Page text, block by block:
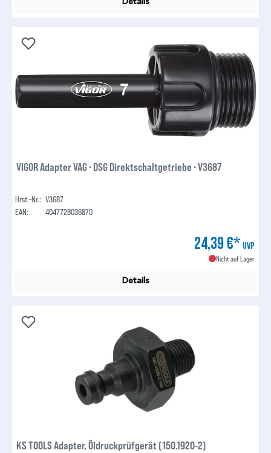
VIGOR Adapter VAG ∙ DSG Direktschaltgetriebe ∙ V3687
Hrst.-Nr.: V3687
EAN:
4047728036870
24,39 €* UVP
Nicht auf Lager
Details
KS TOOLS Adapter, Öldruckprüfgerät (150.1920-2)